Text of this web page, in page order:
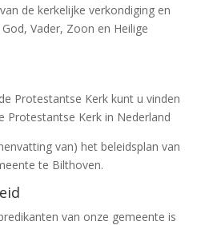
de kerkelijke verkondiging en
Vader, Zoon en Heilige
Protestantse Kerk kunt u vinden
Protestantse Kerk in Nederland
van) het beleidsplan van
te Bilthoven.
van onze gemeente is